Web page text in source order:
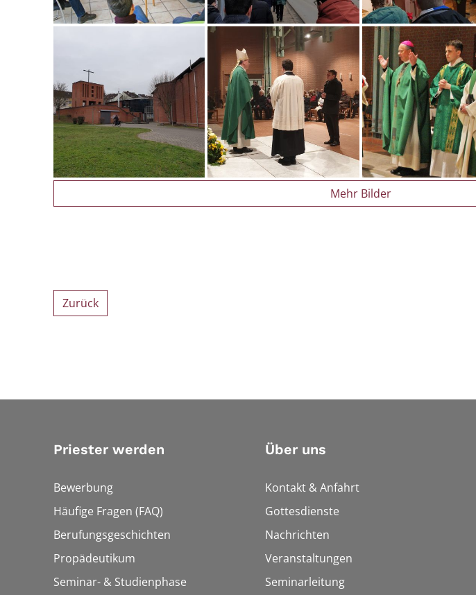
Mehr Bilder
Zurück
Priester werden
Bewerbung
Häufige Fragen (FAQ)
Berufungsgeschichten
Propädeutikum
Seminar- & Studienphase
Über uns
Kontakt & Anfahrt
Gottesdienste
Nachrichten
Veranstaltungen
Seminarleitung